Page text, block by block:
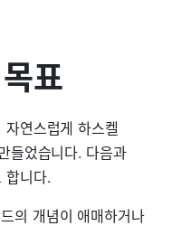
표
연스럽게 하스켈
들었습니다. 다음과
합니다.
의 개념이 애매하거나